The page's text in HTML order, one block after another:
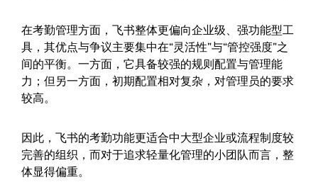
在考勤管理方面，飞书整体更偏向企业级、强功能型工
具，其优点与争议主要集中在“灵活性”与“管控强度”之
间的平衡。一方面，它具备较强的规则配置与管理能
力；但另一方面，初期配置相对复杂，对管理员的要求
较高。
因此，飞书的考勤功能更适合中大型企业或流程制度较
完善的组织，而对于追求轻量化管理的小团队而言，整
体显得偏重。